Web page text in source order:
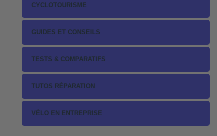
CYCLOTOURISME
GUIDES ET CONSEILS
TESTS & COMPARATIFS
TUTOS RÉPARATION
VÉLO EN ENTREPRISE